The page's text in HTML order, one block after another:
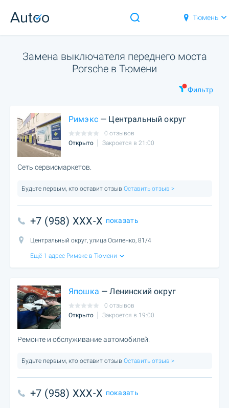
Тюмень
Замена выключателя переднего моста
Porsche в Тюмени
Фильтр
Римэкс— Центральный округ
0 отзывов
Открыто
Закроется в 21:00
Сеть сервисмаркетов.
Будьте первым, кто оставит отзыв Оставить отзыв >
+7 (958) XXX-X показать
Центральный округ, улица Осипенко, 81/4
Ещё 1 адрес Римэкс в Тюмени
Япошка — Ленинский округ
0 отзывов
Открыто
Закроется в 19:00
Ремонте и обслуживание автомобилей.
Будьте первым, кто оставит отзыв Оставить отзыв >
+7 (958) XXX-X показать